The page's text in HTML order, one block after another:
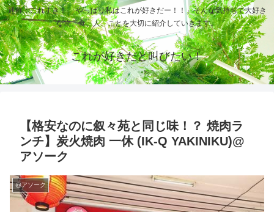
通称：これすき！ 「やっぱり私はこれが好きだー！！」そんな気持ちで大好き
な物、食、人、ことを大切に紹介していきます。
これが好きだと叫びたい！
【格安なのに叙々苑と同じ味！？ 焼肉ラ
ンチ】炭火焼肉 一休 (IK-Q YAKINIKU)@
アソーク
@アソーク